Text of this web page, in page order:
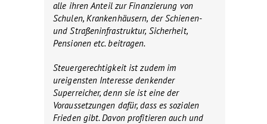
alle ihren Anteil zur Finanzierung von
Schulen, Krankenhäusern, der Schienen-
und Straßeninfrastruktur, Sicherheit,
Pensionen etc. beitragen.
Steuergerechtigkeit ist zudem im
ureigensten Interesse denkender
Superreicher, denn sie ist eine der
Voraussetzungen dafür, dass es sozialen
Frieden gibt. Davon profitieren auch und